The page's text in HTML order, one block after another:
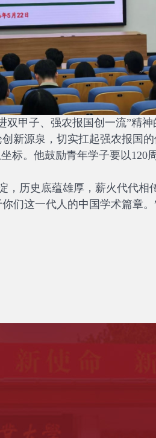
甲子、强农报国创一流”精
新源泉，切实扛起强农报国
标。他鼓励青年学子要以120
历史底蕴雄厚，薪火代代相
们这一代人的中国学术篇章。